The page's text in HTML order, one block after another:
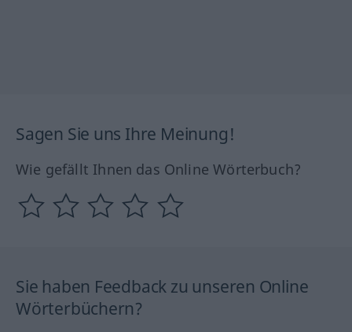
Sagen Sie uns Ihre Meinung!
Wie gefällt Ihnen das Online Wörterbuch?
Sie haben Feedback zu unseren Online
Wörterbüchern?